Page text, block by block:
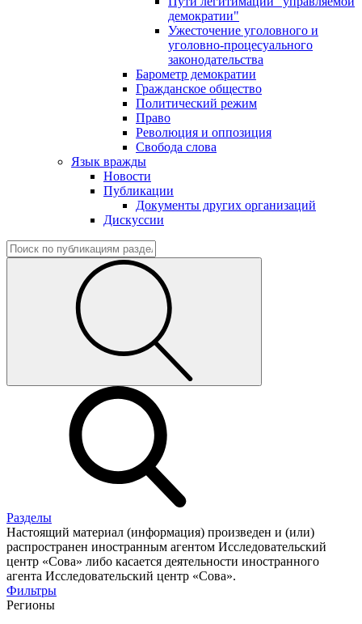
демократии"
Ужесточение уголовного и
уголовно-процесуального
законодательства
Барометр демократии
Гражданское общество
Политический режим
Право
Революция и оппозиция
Свобода слова
Язык вражды
Новости
Публикации
Документы других организаций
Дискуссии
Разделы
Настоящий материал (информация) произведен и (или)
распространен иностранным агентом Исследовательский
центр «Сова» либо касается деятельности иностранного
агента Исследовательский центр «Сова».
Фильтры
Регионы